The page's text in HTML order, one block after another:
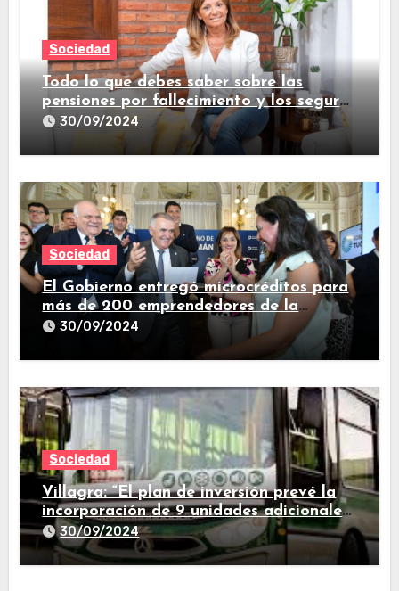
Sociedad
Todo lo que debes saber sobre las
pensiones por fallecimiento y los seguros
de vida
30/09/2024
Sociedad
El Gobierno entregó microcréditos para
más de 200 emprendedores de la
provincia
30/09/2024
Sociedad
Villagra: “El plan de inversión prevé la
incorporación de 9 unidades adicionales
para 2025″
30/09/2024